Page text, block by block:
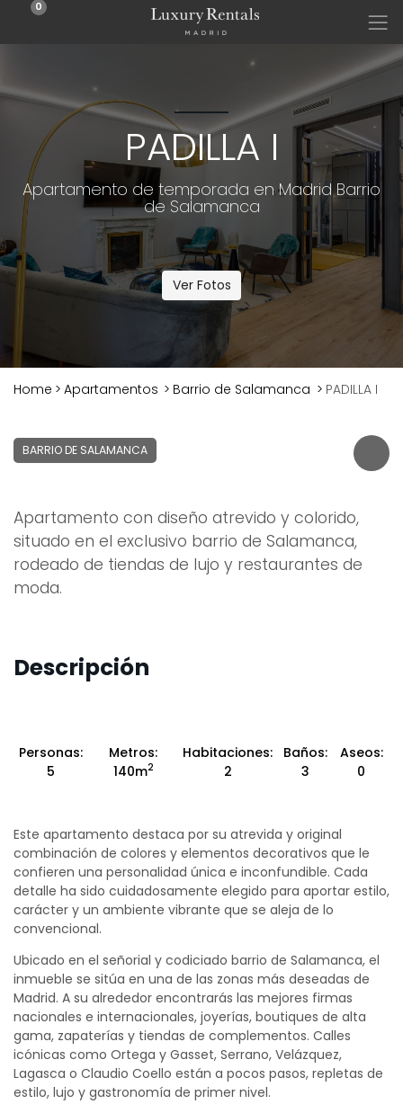
0
PADILLA I
Apartamento de temporada en Madrid Barrio
de Salamanca
Ver Fotos
Home > Apartamentos > Barrio de Salamanca > PADILLA I
BARRIO DE SALAMANCA
Apartamento con diseño atrevido y colorido,
situado en el exclusivo barrio de Salamanca,
rodeado de tiendas de lujo y restaurantes de
moda.
Descripción
Personas:
5
Metros:
140m2
Habitaciones:
2
Baños:
3
Aseos:
0
Este apartamento destaca por su atrevida y original
combinación de colores y elementos decorativos que le
confieren una personalidad única e inconfundible. Cada
detalle ha sido cuidadosamente elegido para aportar estilo,
carácter y un ambiente vibrante que se aleja de lo
convencional.
Ubicado en el señorial y codiciado barrio de Salamanca, el
inmueble se sitúa en una de las zonas más deseadas de
Madrid. A su alrededor encontrarás las mejores firmas
nacionales e internacionales, joyerías, boutiques de alta
gama, zapaterías y tiendas de complementos. Calles
icónicas como Ortega y Gasset, Serrano, Velázquez,
Lagasca o Claudio Coello están a pocos pasos, repletas de
estilo, lujo y gastronomía de primer nivel.